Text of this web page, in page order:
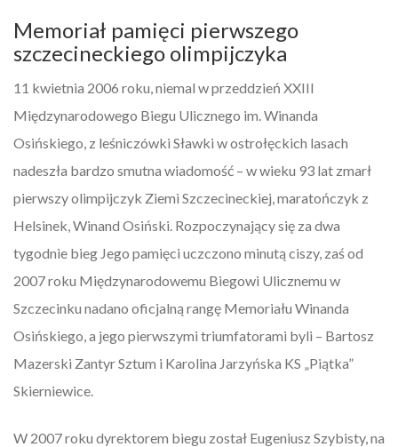
Memoriał pamięci pierwszego
szczecineckiego olimpijczyka
11 kwietnia 2006 roku, niemal w przeddzień XXIII
Międzynarodowego Biegu Ulicznego im. Winanda
Osińskiego, z leśniczówki Sławki w ostrołęckich lasach
nadeszła bardzo smutna wiadomość – w wieku 93 lat zmarł
pierwszy olimpijczyk Ziemi Szczecineckiej, maratończyk z
Helsinek, Winand Osiński. Rozpoczynający się za dwa
tygodnie bieg Jego pamięci uczczono minutą ciszy, zaś od
2007 roku Międzynarodowemu Biegowi Ulicznemu w
Szczecinku nadano oficjalną rangę Memoriału Winanda
Osińskiego, a jego pierwszymi triumfatorami byli – Bartosz
Mazerski Zantyr Sztum i Karolina Jarzyńska KS „Piątka”
Skierniewice.
W 2007 roku dyrektorem biegu został Eugeniusz Szybisty, na